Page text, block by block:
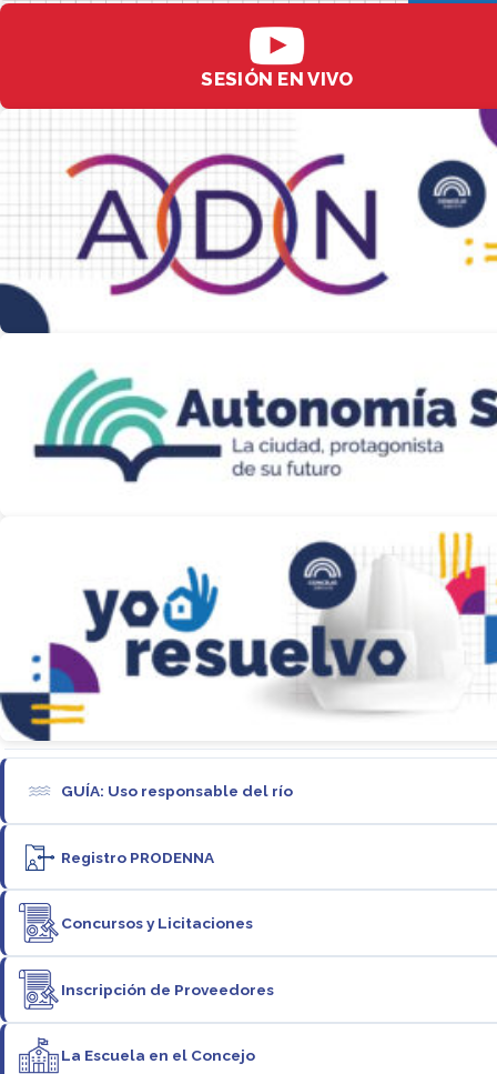
SESIÓN EN VIVO
GUÍA: Uso responsable del río
Registro PRODENNA
Concursos y Licitaciones
Inscripción de Proveedores
La Escuela en el Concejo